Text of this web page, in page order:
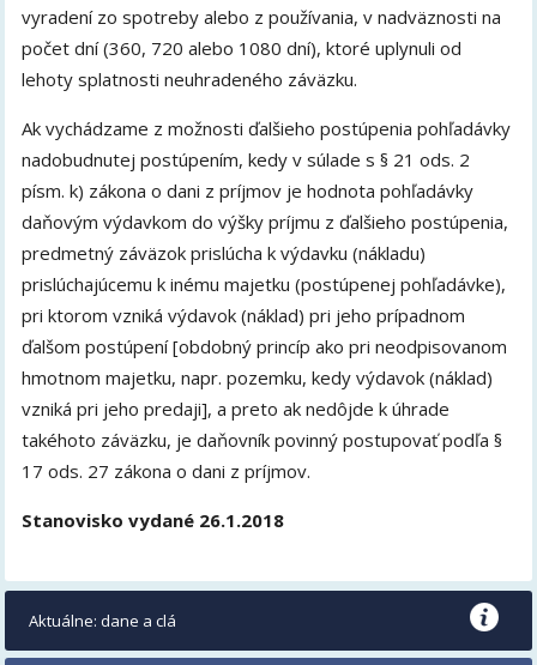
vyradení zo spotreby alebo z používania, v nadväznosti na
počet dní (360, 720 alebo 1080 dní), ktoré uplynuli od
lehoty splatnosti neuhradeného záväzku.
Ak vychádzame z možnosti ďalšieho postúpenia pohľadávky
nadobudnutej postúpením, kedy v súlade s § 21 ods. 2
písm. k) zákona o dani z príjmov je hodnota pohľadávky
daňovým výdavkom do výšky príjmu z ďalšieho postúpenia,
predmetný záväzok prislúcha k výdavku (nákladu)
prislúchajúcemu k inému majetku (postúpenej pohľadávke),
pri ktorom vzniká výdavok (náklad) pri jeho prípadnom
ďalšom postúpení [obdobný princíp ako pri neodpisovanom
hmotnom majetku, napr. pozemku, kedy výdavok (náklad)
vzniká pri jeho predaji], a preto ak nedôjde k úhrade
takéhoto záväzku, je daňovník povinný postupovať podľa §
17 ods. 27 zákona o dani z príjmov.
Stanovisko vydané 26.1.2018
Aktuálne: dane a clá